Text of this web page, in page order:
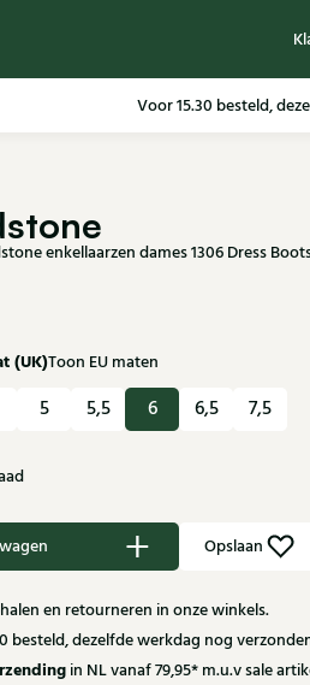
Voor 15.30 besteld,
Gratis verzending in NL
enkellaarzen dames 1306 Dress
(UK)Toon EU maten
5 5,5 6 6,5 7,5
Opslaan
en retourneren in onze winkels.
besteld, dezelfde werkdag nog
in NL vanaf 79,95* m.u.v sale